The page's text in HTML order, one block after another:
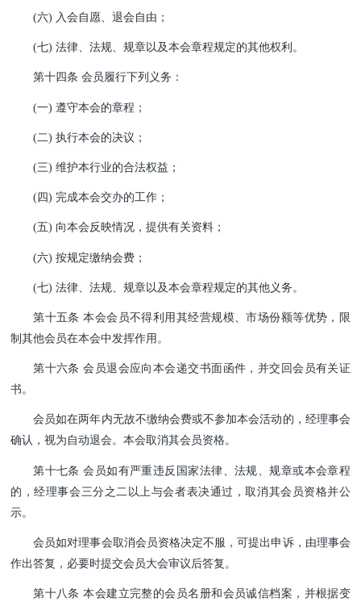
(六) 入会自愿、退会自由；
(七) 法律、法规、规章以及本会章程规定的其他权利。
第十四条 会员履行下列义务：
(一) 遵守本会的章程；
(二) 执行本会的决议；
(三) 维护本行业的合法权益；
(四) 完成本会交办的工作；
(五) 向本会反映情况，提供有关资料；
(六) 按规定缴纳会费；
(七) 法律、法规、规章以及本会章程规定的其他义务。
第十五条 本会会员不得利用其经营规模、市场份额等优势，限
制其他会员在本会中发挥作用。
第十六条 会员退会应向本会递交书面函件，并交回会员有关证
书。
会员如在两年内无故不缴纳会费或不参加本会活动的，经理事会
确认，视为自动退会。本会取消其会员资格。
第十七条 会员如有严重违反国家法律、法规、规章或本会章程
的，经理事会三分之二以上与会者表决通过，取消其会员资格并公
示。
会员如对理事会取消会员资格决定不服，可提出申诉，由理事会
作出答复，必要时提交会员大会审议后答复。
第十八条 本会建立完整的会员名册和会员诚信档案，并根据变